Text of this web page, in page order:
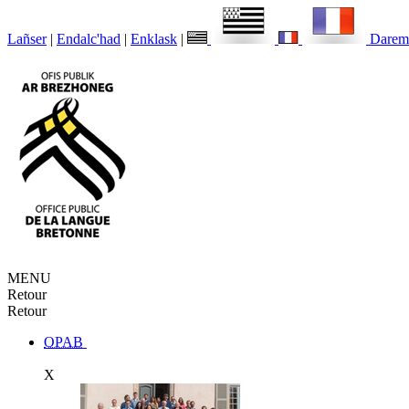
Lañser | Endalc'had | Enklask |
MENU
Retour
Retour
OPAB
X